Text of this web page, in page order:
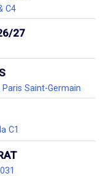
C4
27
Saint-Germain
C1